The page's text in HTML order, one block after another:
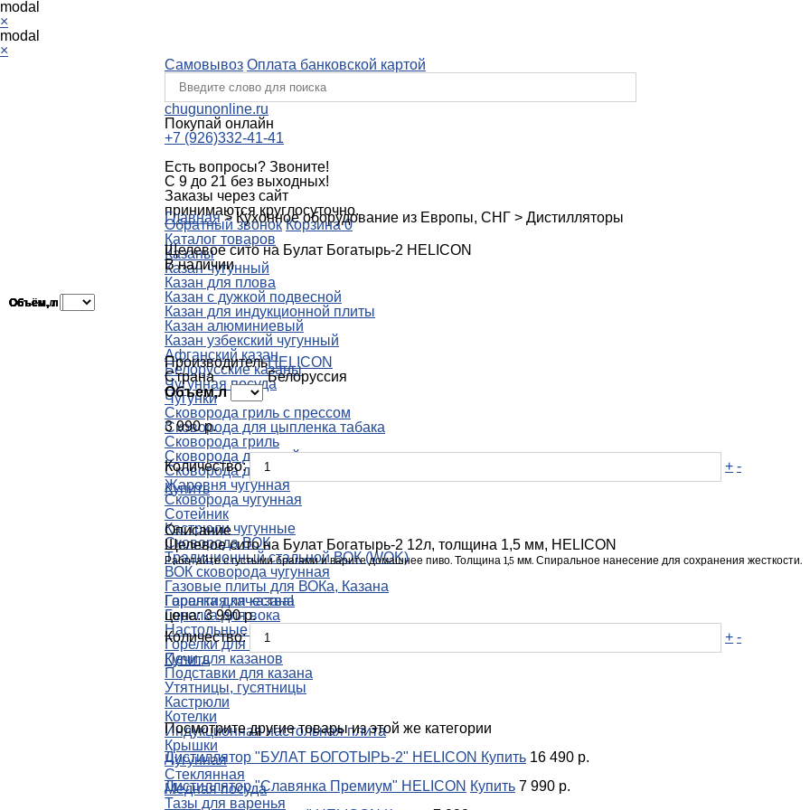
modal
×
modal
×
Самовывоз Оплата банковской картой
chugunonline.ru
Покупай онлайн
+7 (926)332-41-41
Есть вопросы? Звоните!
С 9 до 21 без выходных!
Заказы через сайт
принимаются круглосуточно.
Обратный звонок Корзина 0
Каталог товаров
Казаны
Казан чугунный
Казан для плова
Казан с дужкой подвесной
Казан для индукционной плиты
Казан алюминиевый
Казан узбекский чугунный
Афганский казан
Белорусские казаны
Чугунная посуда
Чугунки
Сковорода гриль с прессом
Сковорода для цыпленка табака
Сковорода гриль
Сковорода для стейков
Сковорода для блинов
Жаровня чугунная
Сковорода чугунная
Сотейник
Кастрюли чугунные
Сковорода ВОК
Традиционный стальной ВОК (WOK)
ВОК сковорода чугунная
Газовые плиты для ВОКа, Казана
Горелка для казана
Горелка для вока
Настольные плиты
Горелки для автоклава, дистиллятора
Печи для казанов
Подставки для казана
Утятницы, гусятницы
Кастрюли
Котелки
Индукционная настольная плита
Крышки
Чугунная
Стеклянная
Медная посуда
Тазы для варенья
Главная>Кухонное оборудование из Европы, СНГ > Дистилляторы
Щелевое сито на Булат Богатырь-2 HELICON
В наличии
ПроизводительHELICON
Страна
Белоруссия
Объем,л
3 990 р.
Количество: + -
Купить
Описание
Щелевое сито на Булат Богатырь-2 12л, толщина 1,5 мм, HELICON
Работайте с густыми брагами и варите домашнее пиво. Толщина 1,5 мм. Спиральное нанесение для сохранения жесткости.
Гарантия качества!
цена: 3 990 р.
Количество:
+ -
Купить
Посмотрите другие товары из этой же категории
Дистиллятор "БУЛАТ БОГОТЫРЬ-2" HELICON Купить
Объем, л
16 490 р.
Дистиллятор "Славянка Премиум" HELICON Купить
Объем, л
7 990 р.
Объем, л
Объем, л
Объем,л
Объём, л
Объём, л
Объем, л